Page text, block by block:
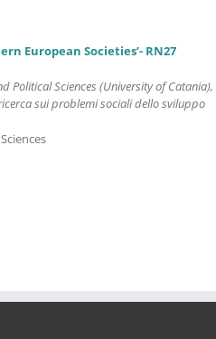
European Societies’- RN27
Political Sciences (University of
sui problemi sociali dello sviluppo